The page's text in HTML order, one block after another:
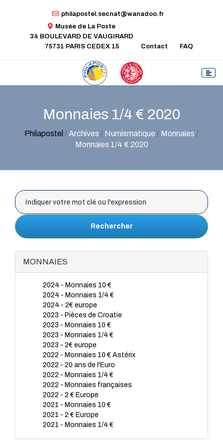
philapostel.secnat@wanadoo.fr
Musée de La Poste
34 BOULEVARD DE VAUGIRARD
75731 PARIS CEDEX 15
Contact FAQ
Monnaies 1/4 € 2020
Philapostel /Archives / Numismatique / Monnaies /
Monnaies 1/4 € 2020
Rechercher
MONNAIES
2024 - Monnaies 10 €
2024 - Monnaies 1/4 €
2024 - 2€ europe
2023 - Pièces de Croatie
2023 - Monnaies 10 €
2023 - Monnaies 1/4 €
2023 - 2€ europe
2022 - Monnaies 10 € Astérix
2022 - 20 ans de l'Euro
2022 - Monnaies 1/4 €
2022 - Monnaies françaises
2022 - 2 € Europe
2021 - Monnaies 10 €
2021 - 2 € Europe
2021 - Monnaies 1/4 €